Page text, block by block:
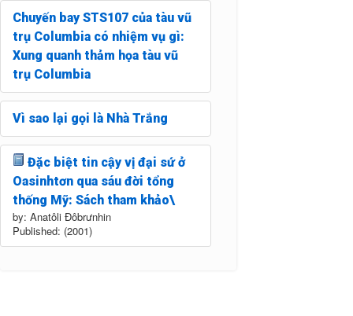
Chuyến bay STS107 của tàu vũ
trụ Columbia có nhiệm vụ gì:
Xung quanh thảm họa tàu vũ
trụ Columbia
Vì sao lại gọi là Nhà Trắng
Đặc biệt tin cậy vị đại sứ ở
Oasinhtơn qua sáu đời tổng
thống Mỹ: Sách tham khảo\
by: Anatôli Đôbrưnhin
Published: (2001)